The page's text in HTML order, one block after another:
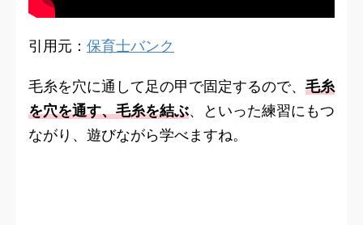
引用元： 保育士バンク
毛糸を穴に通して足の甲で固定するので、 毛糸
を穴を通す、毛糸を結ぶ、といった練習にもつ
ながり、遊びながら学べますね。